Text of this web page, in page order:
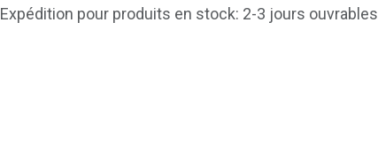
Expédition pour produits en stock: 2-3 jours ouvrables